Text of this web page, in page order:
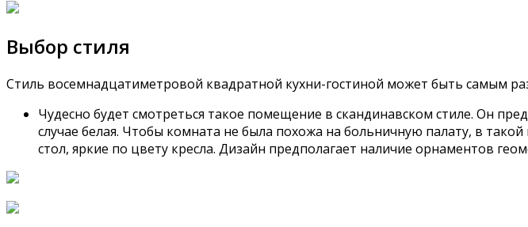
Выбор стиля
Стиль восемнадцатиметровой квадратной кухни-гостиной может быть самым
Чудесно будет смотреться такое помещение в скандинавском стиле. Он
случае белая. Чтобы комната не была похожа на больничную палату, в
стол, яркие по цвету кресла. Дизайн предполагает наличие орнаментов